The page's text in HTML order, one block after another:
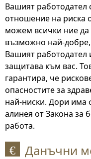
Вашият
отношение на риска
можем всички ние
възможно най-добре,
Вашият работодател
защитава към вас.
гарантира, че
опасностите за
най-ниски. Дори има
алинея от Закона за
работа.
€ Данъчни